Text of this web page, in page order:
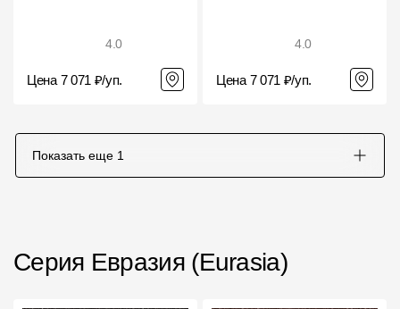
4.0
Цена 7 071 ₽/уп.
4.0
Цена 7 071 ₽/уп.
Показать еще 1
Серия Евразия (Eurasia)